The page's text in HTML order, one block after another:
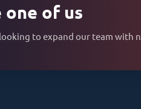
one of us
to expand our team with